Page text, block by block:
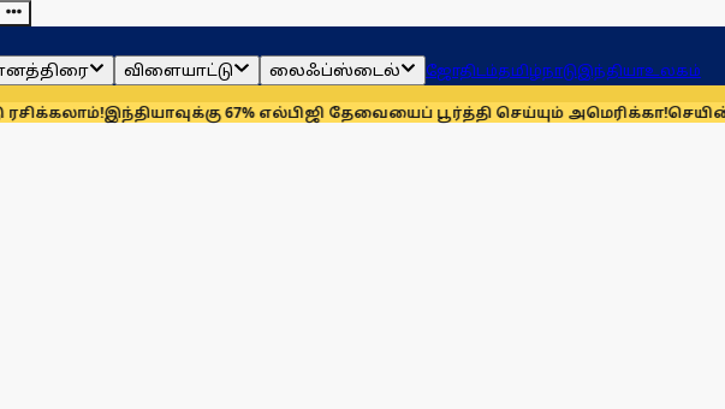
விளையாட்டு லைஃப்ஸ்டைல் ஜோதிடம்தமிழ்நாடுஇந்தியாஉலகம்
67% எல்பிஜி தேவையைப் பூர்த்தி செய்யும் அமெரிக்கா!செயின்ட் லூயிஸ்